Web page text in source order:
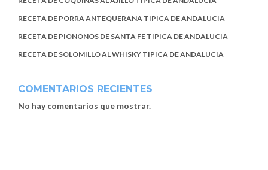
RECETA DE PORRA ANTEQUERANA TIPICA DE ANDALUCIA
RECETA DE PIONONOS DE SANTA FE TIPICA DE ANDALUCIA
RECETA DE SOLOMILLO AL WHISKY TIPICA DE ANDALUCIA
COMENTARIOS RECIENTES
No hay comentarios que mostrar.